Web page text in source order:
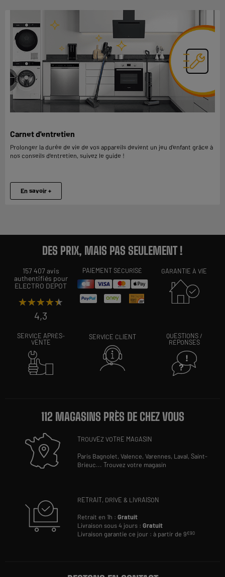
Carnet d'entretien
Prolonger la durée de vie de vos appareils devient un jeu d’enfant grâce à
nos conseils d’entretien, suivez le guide !
En savoir +
DES PRIX, MAIS PAS SEULEMENT !
157 407 avis
authentifiés pour
ELECTRO DEPOT
★★★★★
★★★★★
4,3
PAIEMENT SÉCURISÉ GARANTIE À VIE
SERVICE APRÈS-
VENTE
SERVICE CLIENT
QUESTIONS /
RÉPONSES
112 MAGASINS PRÈS DE CHEZ VOUS
TROUVEZ VOTRE MAGASIN
Paris Bagnolet,Valence,Varennes, Laval,Saint-
Brieuc...Trouvez votre magasin
RETRAIT, DRIVE & LIVRAISON
Retrait en 1h :Gratuit
Livraison sous 4 jours :Gratuit
Livraison garantie ce jour : à partir de 9€90